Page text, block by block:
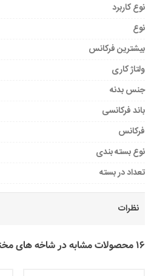
نوع کاربرد
نوع
بیشترین فرکانس
ولتاژ کاری
جنس بدنه
باند فرکانسی
فرکانس
نوع بسته بندی
تعداد در بسته
نظرات
16 محصولات مشابه در شاخه های مختلف: